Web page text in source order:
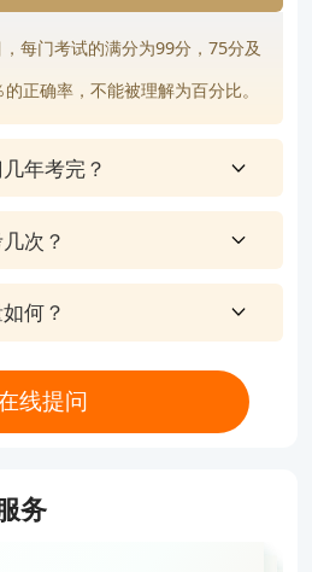
每门考试的满分为99分，75分及
正确率，不能被理解为百分比。
年考完？
次？
何？
线提问
务